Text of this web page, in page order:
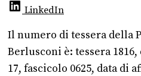
LinkedIn
Il numero di tessera della
Berlusconi è: tessera 1816,
17, fascicolo 0625, data di